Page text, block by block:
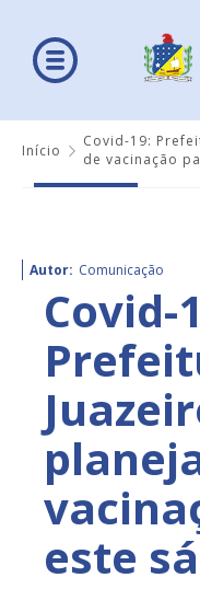
Início
Covid-19:
de vacinação
Autor: Comunicação
Covid-
este